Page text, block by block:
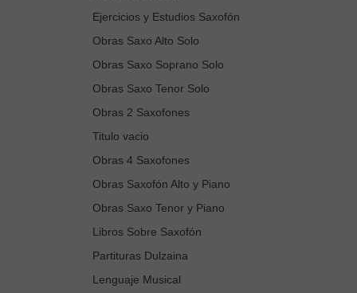
Ejercicios y Estudios Saxofón
Obras Saxo Alto Solo
Obras Saxo Soprano Solo
Obras Saxo Tenor Solo
Obras 2 Saxofones
Titulo vacio
Obras 4 Saxofones
Obras Saxofón Alto y Piano
Obras Saxo Tenor y Piano
Libros Sobre Saxofón
Partituras Dulzaina
Lenguaje Musical